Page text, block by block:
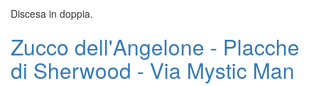
che
passa
il
Via
Contamination
Discesa in doppia.
Zucco dell'Angelone - Placche
di Sherwood - Via Mystic Man